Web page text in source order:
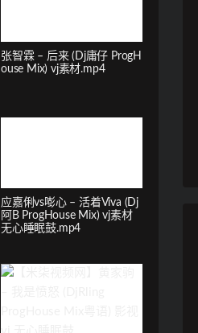
张智霖 – 后来 (Dj庸仔 ProgH
ouse Mix) vj素材.mp4
应嘉俐vs嘭心 – 活着Viva (Dj
阿B ProgHouse Mix) vj素材
无心睡眠鼓.mp4